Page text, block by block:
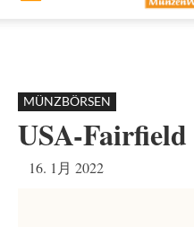
MÜNZBÖRSEN
USA-Fairfield
16. 1月 2022